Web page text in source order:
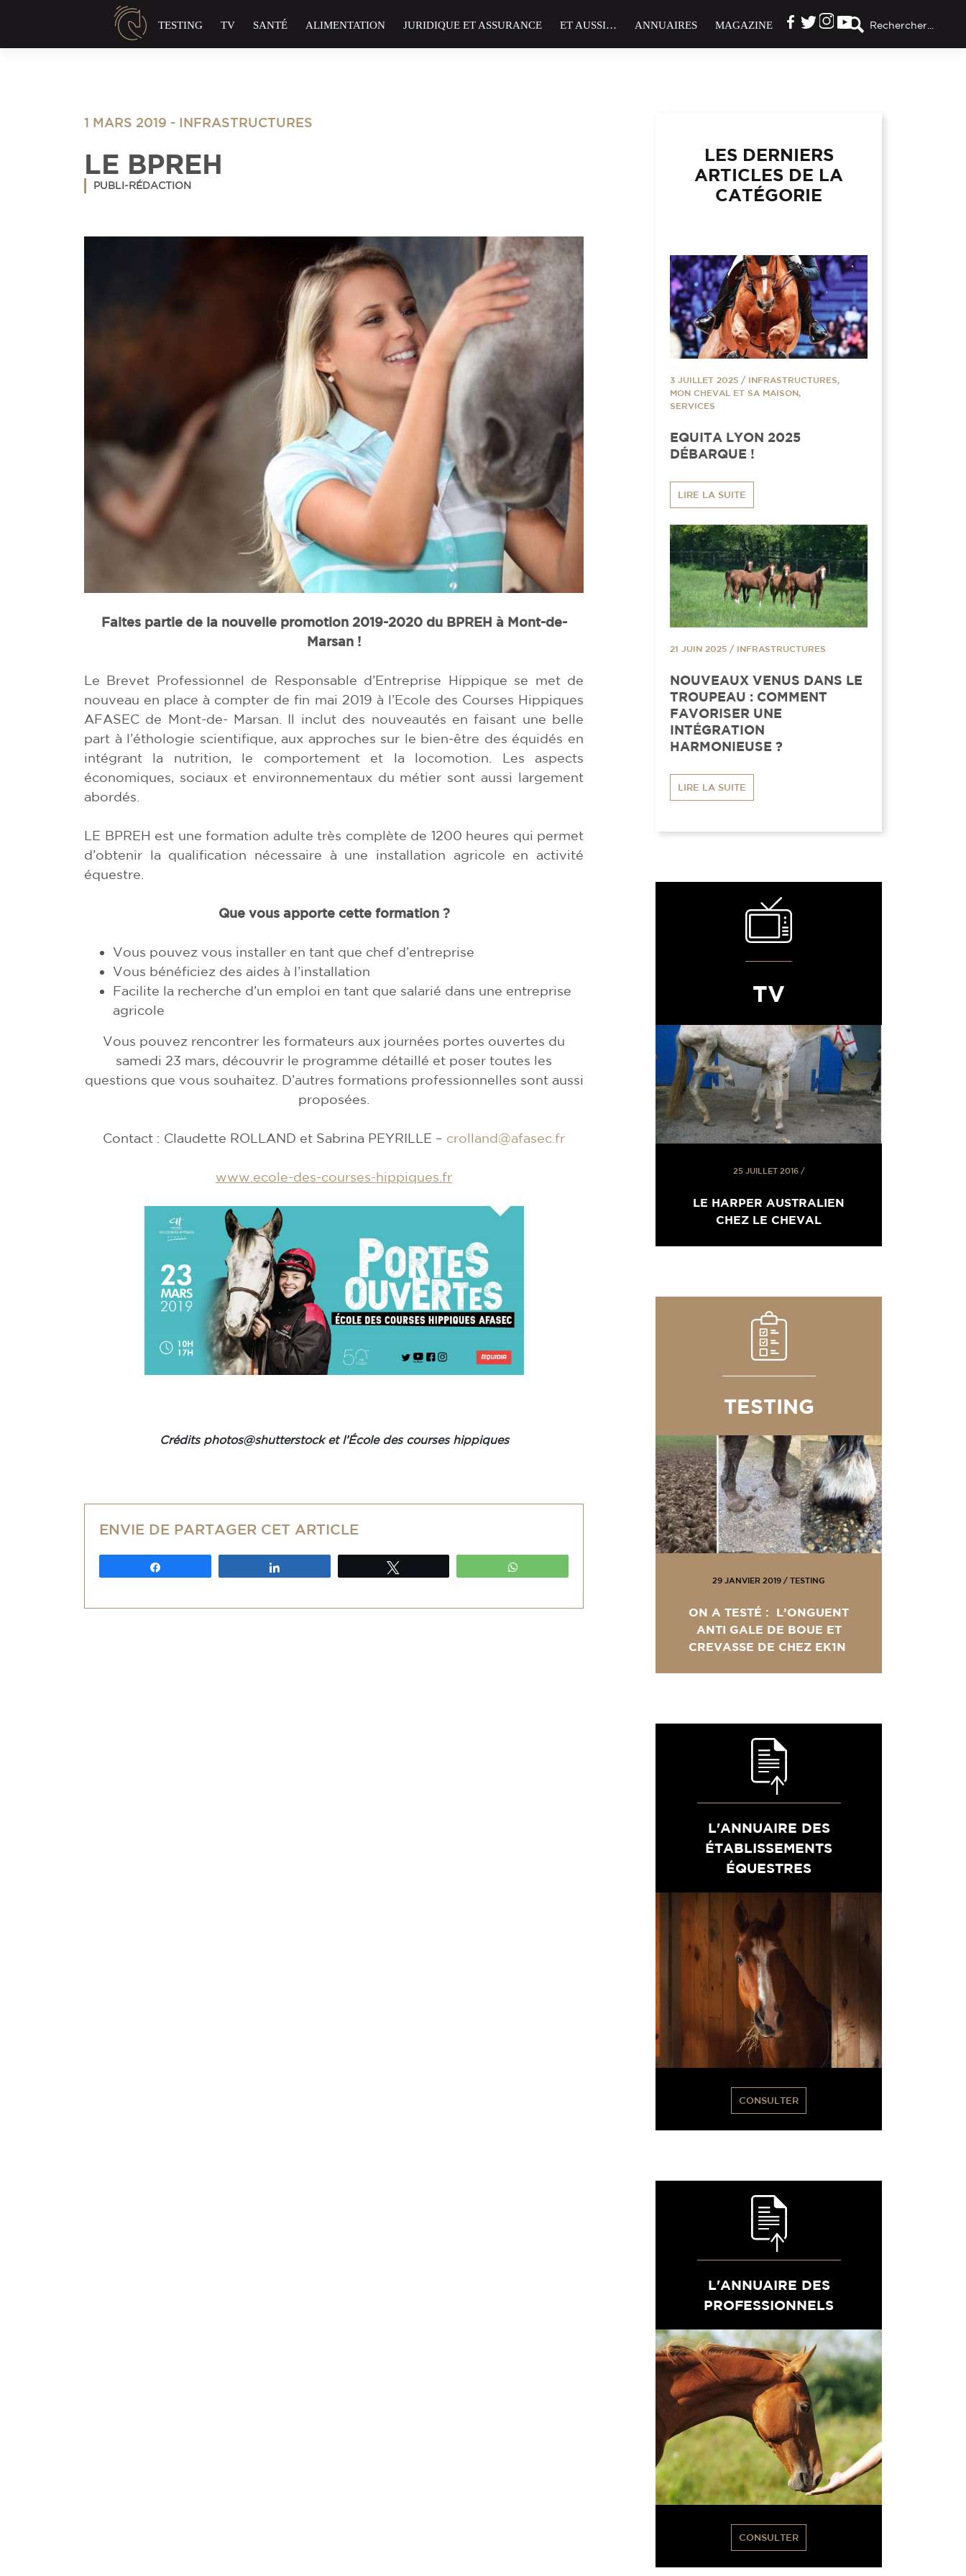
Rechercher...
TESTING TV SANTÉ ALIMENTATION JURIDIQUE ET ASSURANCE ET AUSSI… ANNUAIRES MAGAZINE
1 MARS 2019 - INFRASTRUCTURES
LE BPREH
PUBLI-RÉDACTION
Faites partie de la nouvelle promotion 2019-2020 du BPREH à Mont-de-
Marsan !
Le Brevet Professionnel de Responsable d’Entreprise Hippique se met de
nouveau en place à compter de fin mai 2019 à l’Ecole des Courses Hippiques
AFASEC de Mont-de- Marsan. Il inclut des nouveautés en faisant une belle
part à l’éthologie scientifique, aux approches sur le bien-être des équidés en
intégrant la nutrition, le comportement et la locomotion. Les aspects
économiques, sociaux et environnementaux du métier sont aussi largement
abordés.
LE BPREH est une formation adulte très complète de 1200 heures qui permet
d’obtenir la qualification nécessaire à une installation agricole en activité
équestre.
Que vous apporte cette formation ?
Vous pouvez vous installer en tant que chef d’entreprise
Vous bénéficiez des aides à l’installation
Facilite la recherche d’un emploi en tant que salarié dans une entreprise
agricole
Vous pouvez rencontrer les formateurs aux journées portes ouvertes du
samedi 23 mars, découvrir le programme détaillé et poser toutes les
questions que vous souhaitez. D’autres formations professionnelles sont aussi
proposées.
Contact : Claudette ROLLAND et Sabrina PEYRILLE – crolland@afasec.fr
www.ecole-des-courses-hippiques.fr
Crédits photos@shutterstock et l’École des courses hippiques
ENVIE DE PARTAGER CET ARTICLE
LES DERNIERS
ARTICLES DE LA
CATÉGORIE
3 JUILLET 2025 / INFRASTRUCTURES,
MON CHEVAL ET SA MAISON,
SERVICES
EQUITA LYON 2025
DÉBARQUE !
LIRE LA SUITE
21 JUIN 2025 / INFRASTRUCTURES
NOUVEAUX VENUS DANS LE
TROUPEAU : COMMENT
FAVORISER UNE
INTÉGRATION
HARMONIEUSE ?
LIRE LA SUITE
TV
25 JUILLET 2016/
LE HARPER AUSTRALIEN
CHEZ LE CHEVAL
TESTING
29 JANVIER 2019 / TESTING
ON A TESTÉ : L’ONGUENT
ANTI GALE DE BOUE ET
CREVASSE DE CHEZ EK1N
L'ANNUAIRE DES
ÉTABLISSEMENTS
ÉQUESTRES
CONSULTER
L'ANNUAIRE DES
PROFESSIONNELS
CONSULTER
Panneau de gestion des cookies